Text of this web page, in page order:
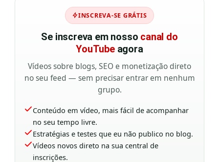
INSCREVA-SE GRÁTIS
Se inscreva em nosso canal do
YouTubeagora
Vídeos sobre blogs, SEO e monetização direto
no seu feed — sem precisar entrar em nenhum
grupo.
Conteúdo em vídeo, mais fácil de acompanhar
no seu tempo livre.
Estratégias e testes que eu não publico no blog.
Vídeos novos direto na sua central de
inscrições.